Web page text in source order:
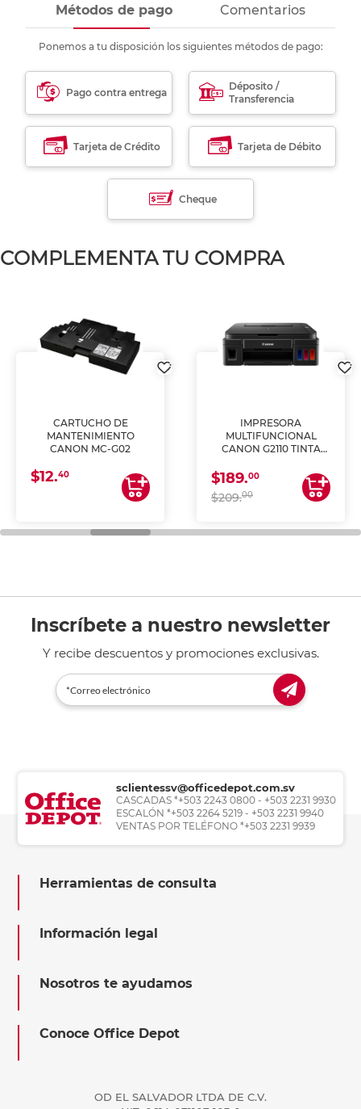
Métodos de pago Comentarios
Ponemos a tu disposición los siguientes métodos de pago:
Pago contra entrega
Déposito /
Transferencia
Tarjeta de Crédito Tarjeta de Débito
Cheque
COMPLEMENTA TU COMPRA
CARTUCHO DE
MANTENIMIENTO
CANON MC-G02
$12.40
IMPRESORA
MULTIFUNCIONAL
CANON G2110 TINTA
$189.00
$209.00
Inscríbete a nuestro newsletter
Y recibe descuentos y promociones exclusivas.
sclientessv@officedepot.com.sv
CASCADAS *+503 2243 0800 - +503 2231 9930
ESCALÓN *+503 2264 5219 - +503 2231 9940
VENTAS POR TELÉFONO *+503 2231 9939
Herramientas de consulta
Información legal
Nosotros te ayudamos
Conoce Office Depot
OD EL SALVADOR LTDA DE C.V.